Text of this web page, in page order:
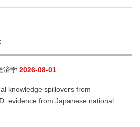
済学 2026-08-01
knowledge spillovers from
evidence from Japanese national